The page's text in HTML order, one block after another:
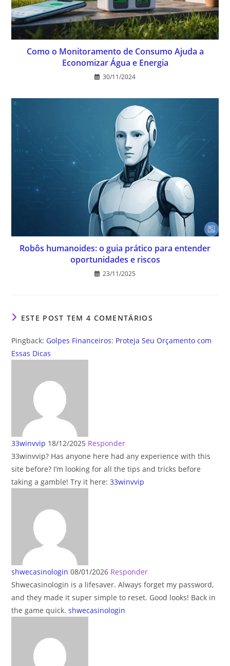
Como o Monitoramento de Consumo Ajuda a
Economizar Água e Energia
30/11/2024
Robôs humanoides: o guia prático para entender
oportunidades e riscos
23/11/2025
ESTE POST TEM 4 COMENTÁRIOS
Pingback:Golpes Financeiros: Proteja Seu Orçamento com
Essas Dicas
33winvvip 18/12/2025 Responder
33winvvip? Has anyone here had any experience with this
site before? I’m looking for all the tips and tricks before
taking a gamble! Try it here:33winvvip
shwecasinologin 08/01/2026 Responder
Shwecasinologin is a lifesaver. Always forget my password,
and they made it super simple to reset. Good looks! Back in
the game quick.shwecasinologin